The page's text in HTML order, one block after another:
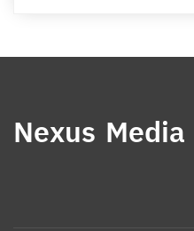
Nexus